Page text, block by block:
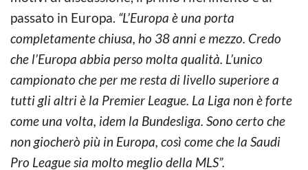
passato in Europa. “L’Europa è una porta
completamente chiusa, ho 38 anni e mezzo. Credo
che l’Europa abbia perso molta qualità. L’unico
campionato che per me resta di livello superiore a
tutti gli altri è la Premier League. La Liga non è forte
come una volta, idem la Bundesliga. Sono certo che
non giocherò più in Europa, così come che la Saudi
Pro League sia molto meglio della MLS”.